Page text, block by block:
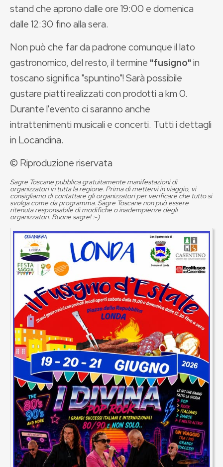
stand che aprono dalle ore 19:00 e domenica
dalle 12:30 fino alla sera.
Non può che far da padrone comunque il lato
gastronomico, del resto, il termine "fusigno"in
toscano significa "spuntino"! Sarà possibile
gustare piatti realizzati con prodotti a km 0.
Durante l'evento ci saranno anche
intrattenimenti musicali e concerti. Tutti i dettagli
in Locandina.
© Riproduzione riservata
Sagre Toscane pubblica gratuitamente manifestazioni di
organizzatori in tutta la regione. Prima di mettervi in viaggio, vi
consigliamo di contattare gli organizzatori per verificare che tutto si
svolga come da programma. Sagre Toscane non può essere
ritenuta responsabile di modifiche o inadempienze degli
organizzatori. Buone sagre! :-)